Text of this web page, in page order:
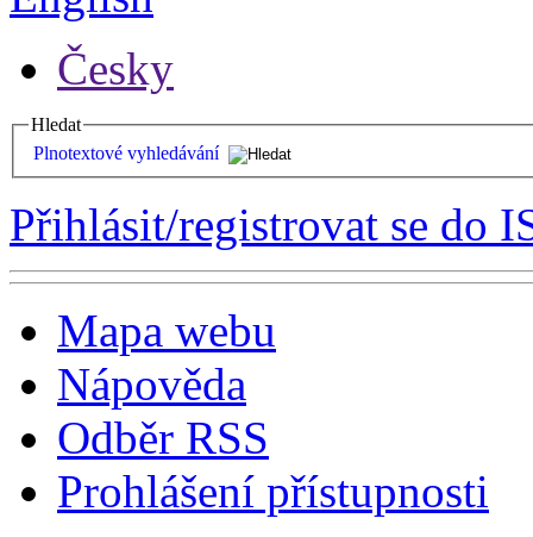
Česky
Hledat
Plnotextové vyhledávání
Přihlásit/registrovat se do
Mapa webu
Nápověda
Odběr RSS
Prohlášení přístupnosti